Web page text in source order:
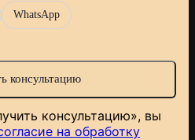
WhatsApp
консультацию», вы
на обработку